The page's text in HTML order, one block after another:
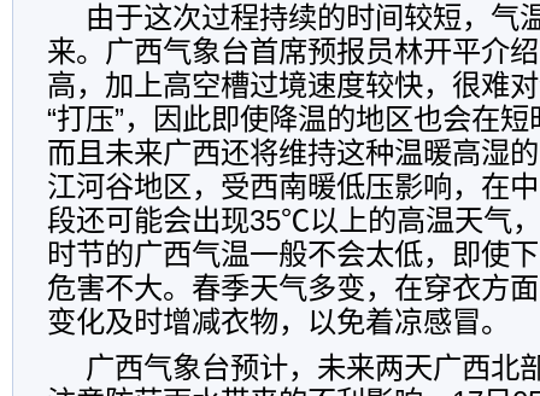
由于这次过程持续的时间较短，气
来。广西气象台首席预报员林开平介
高，加上高空槽过境速度较快，很难
“打压”，因此即使降温的地区也会在
而且未来广西还将维持这种温暖高湿
江河谷地区，受西南暖低压影响，在
段还可能会出现35℃以上的高温天气
时节的广西气温一般不会太低，即使
危害不大。春季天气多变，在穿衣方
变化及时增减衣物，以免着凉感冒。
广西气象台预计，未来两天广西北